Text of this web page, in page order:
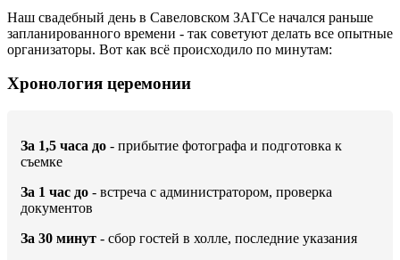
Наш свадебный день в Савеловском ЗАГСе начался раньше
запланированного времени - так советуют делать все опытные
организаторы. Вот как всё происходило по минутам:
Хронология церемонии
За 1,5 часа до - прибытие фотографа и подготовка к
съемке
За 1 час до - встреча с администратором, проверка
документов
За 30 минут - сбор гостей в холле, последние указания